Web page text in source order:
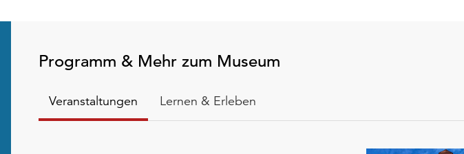
Programm & Mehr zum Museum
Veranstaltungen Lernen & Erleben